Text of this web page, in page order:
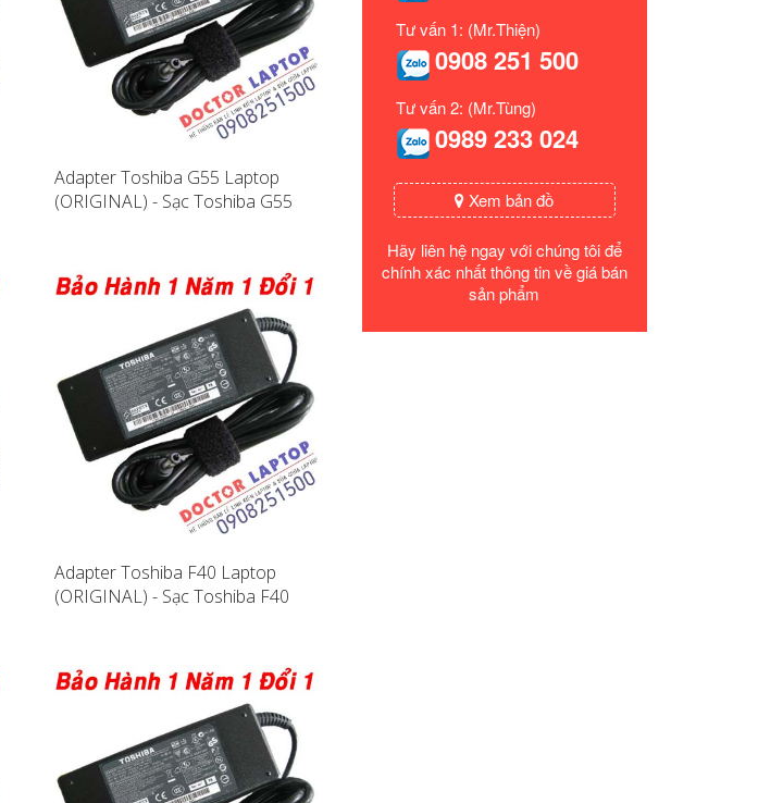
Adapter Toshiba G55 Laptop
(ORIGINAL) - Sạc Toshiba G55
Adapter Toshiba F40 Laptop
(ORIGINAL) - Sạc Toshiba F40
Tư vấn 1: (Mr.Thiện)
0908 251 500
Tư vấn 2: (Mr.Tùng)
0989 233 024
Xem bản đồ
Hãy liên hệ ngay với chúng tôi để
chính xác nhất thông tin về giá bán
sản phẩm